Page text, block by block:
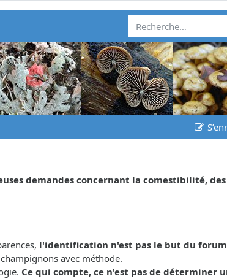
demandes concernant la comestibilité,
l'identification n'est pas le but du
avec méthode.
Ce qui compte, ce n'est pas de déterminer